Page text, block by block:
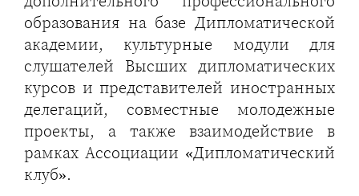
образования на базе Дипломатической
академии, культурные модули для
слушателей Высших дипломатических
курсов и представителей иностранных
делегаций, совместные молодежные
проекты, а также взаимодействие в
рамках Ассоциации «Дипломатический
клуб».